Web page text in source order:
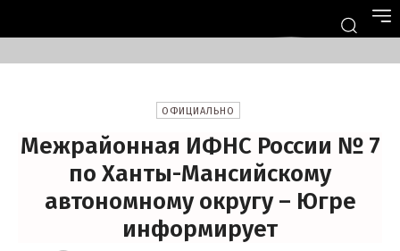
ОФИЦИАЛЬНО
Межрайонная ИФНС России № 7
по Ханты-Мансийскому
автономному округу – Югре
информирует